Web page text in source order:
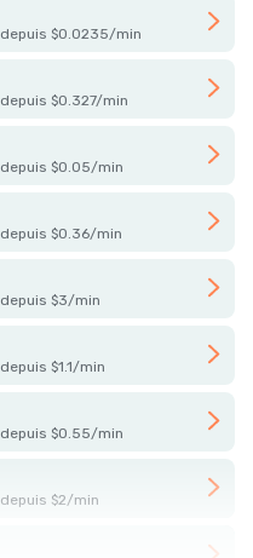
depuis $0.0235/min
depuis $0.327/min
depuis $0.05/min
depuis $0.36/min
depuis $3/min
depuis $1.1/min
depuis $0.55/min
depuis $2/min